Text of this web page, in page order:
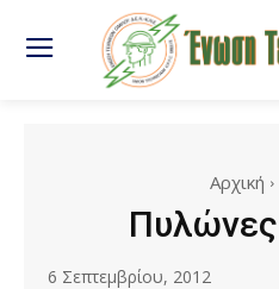
Αρχική
6 Σεπτεμβρίου, 2012